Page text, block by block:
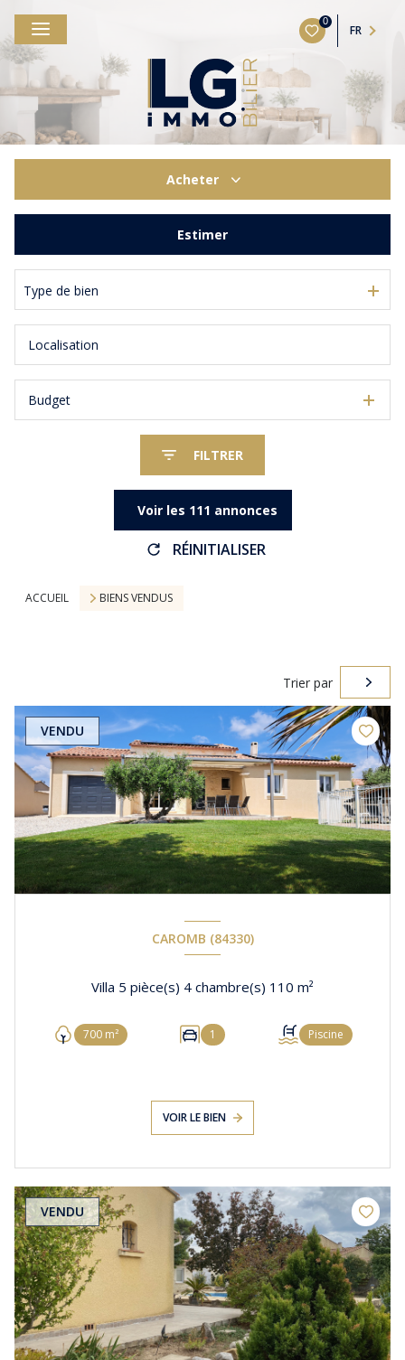
0
FR
Acheter
Estimer
Type de bien
Budget
FILTRER
Voir les 111 annonces
RÉINITIALISER
ACCUEIL BIENS VENDUS
Trier par
VENDU
CAROMB (84330)
Villa 5 pièce(s) 4 chambre(s) 110 m²
700 m² 1 Piscine
VOIR LE BIEN
VENDU